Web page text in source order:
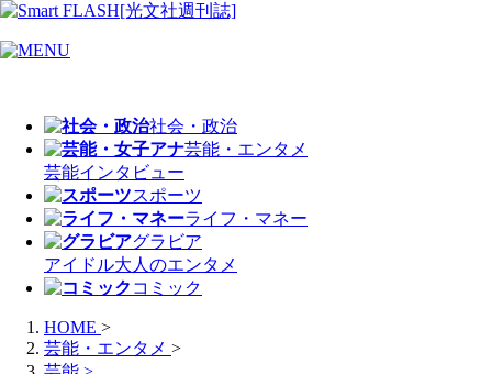
社会・政治
芸能・エンタメ
芸能インタビュー
スポーツ
ライフ・マネー
グラビア
アイドル大人のエンタメ
コミック
HOME >
芸能・エンタメ >